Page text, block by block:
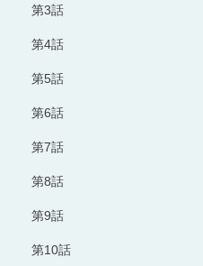
第3話
第4話
第5話
第6話
第7話
第8話
第9話
第10話